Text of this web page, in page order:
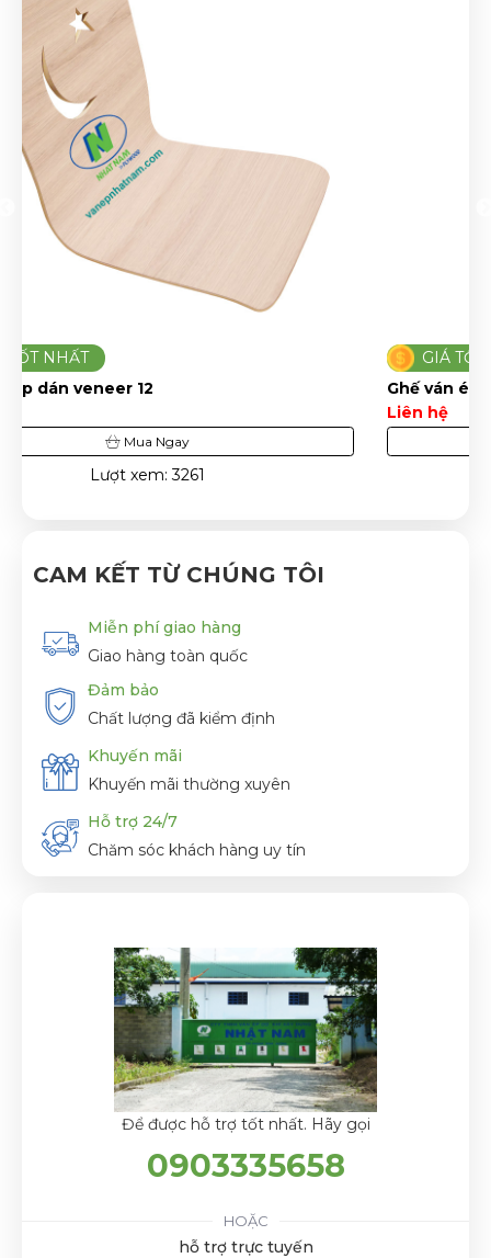
GIÁ TỐT NHẤT
Ghế ván ép dán veneer 10
Lượt xem: 3500
CAM KẾT TỪ CHÚNG TÔI
Miễn phí giao hàng
Giao hàng toàn quốc
Đảm bảo
Chất lượng đã kiểm định
Khuyến mãi
Khuyến mãi thường xuyên
Hỗ trợ 24/7
Chăm sóc khách hàng uy tín
Để được hỗ trợ tốt nhất. Hãy gọi
0903335658
HOẶC
hỗ trợ trực tuyến